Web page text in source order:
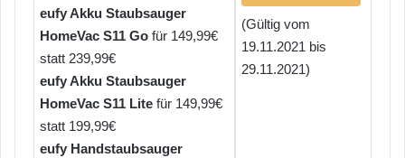
eufy Akku Staubsauger
HomeVac S11 Go für 149,99€
statt 239,99€
eufy Akku Staubsauger
HomeVac S11 Lite für 149,99€
statt 199,99€
eufy Handstaubsauger
(Gültig vom
19.11.2021 bis
29.11.2021)